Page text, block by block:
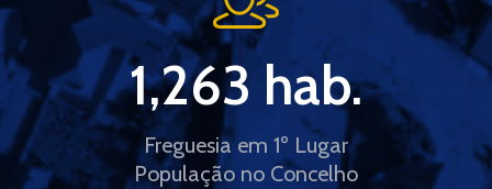
Freguesia em 1º Lugar
População no Concelho
1,263 hab.